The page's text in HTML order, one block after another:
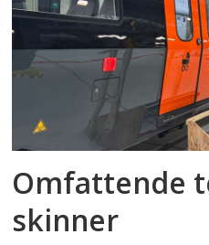
Omfattende
skinner